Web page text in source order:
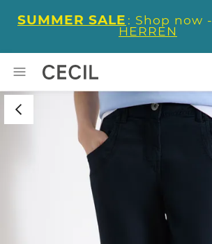
SUMMER SALE : Shop now -
HERREN